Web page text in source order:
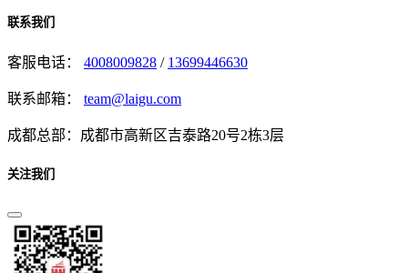
联系我们
客服电话： 4008009828 / 13699446630
联系邮箱： team@laigu.com
成都总部：成都市高新区吉泰路20号2栋3层
关注我们